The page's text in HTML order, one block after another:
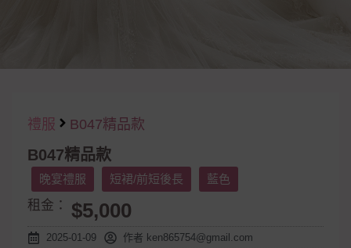
禮服 B047精品款
B047精品款
晚宴禮服 短裙/前短後長 藍色
租金： $5,000
2025-01-09 作者 ken865754@gmail.com